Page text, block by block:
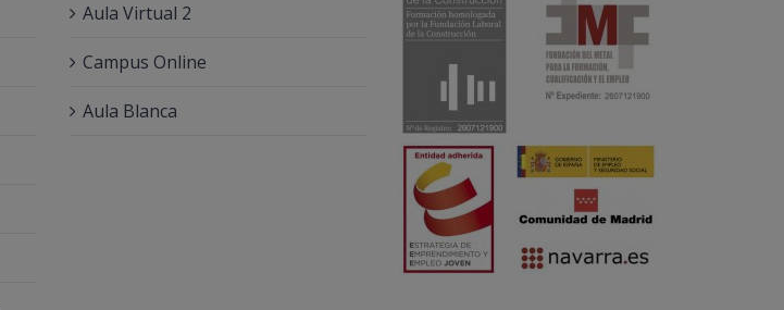
Aula Virtual 2
Campus Online
Aula Blanca